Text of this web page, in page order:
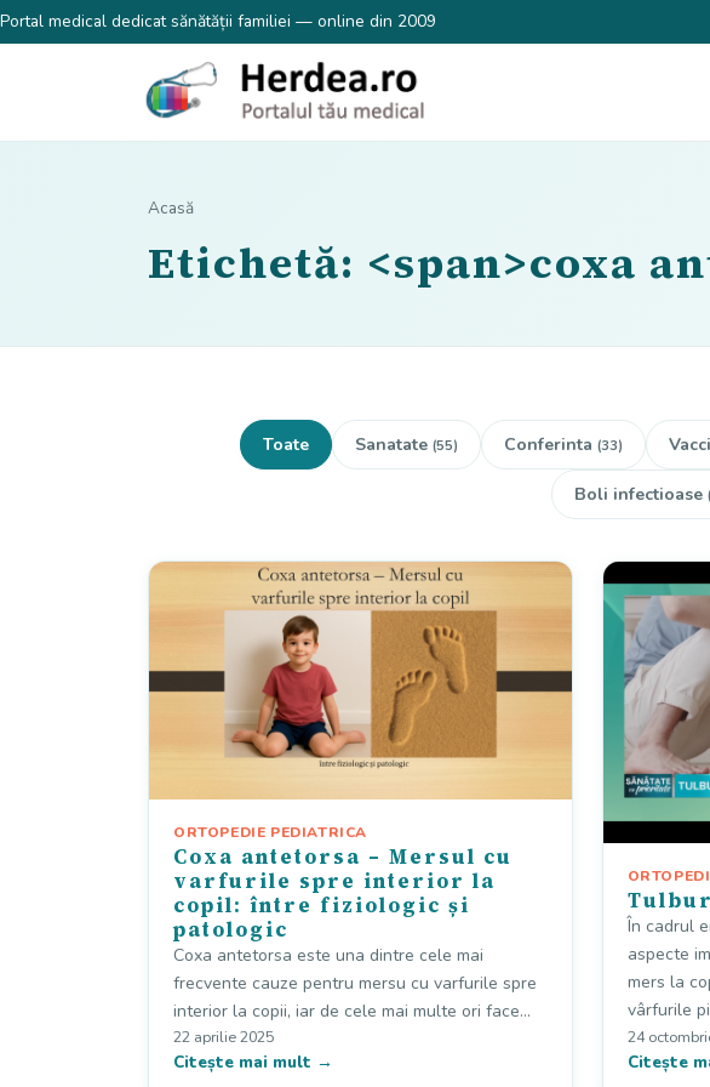
Portal medical dedicat sănătății familiei — online din 2009
Acasă
Etichetă: <span>coxa
Toate Sanatate (55) Conferinta (33)
Boli infectioase
ORTOPEDIE PEDIATRICA
Coxa antetorsa – Mersul cu
varfurile spre interior la
copil: între fiziologic și
patologic
Coxa antetorsa este una dintre cele mai
frecvente cauze pentru mersu cu varfurile spre
interior la copii, iar de cele mai multe ori face…
22 aprilie 2025
Citește mai mult →
În cadrul
aspecte
mers la
vârfurile
24
Citește